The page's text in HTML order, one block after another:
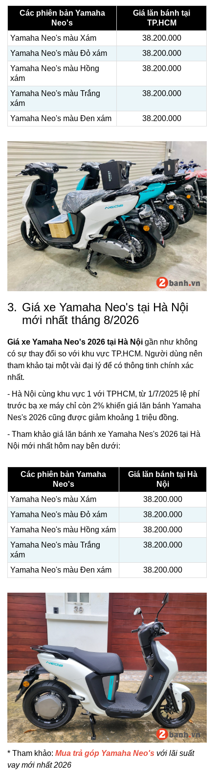
Các phiên bản Yamaha
Neo's
Giá lăn bánh tại
TP.HCM
Yamaha Neo's màu Xám
38.200.000
Yamaha Neo's màu Đỏ xám
38.200.000
Yamaha Neo's màu Hồng
xám
38.200.000
Yamaha Neo's màu Trắng
xám
38.200.000
Yamaha Neo's màu Đen xám 38.200.000
3. Giá xe Yamaha Neo's tại Hà Nội
mới nhất tháng 8/2026
Giá xe Yamaha Neo's 2026 tại Hà Nội gần như không
có sự thay đổi so với khu vực TP.HCM. Người dùng nên
tham khảo tại một vài đại lý để có thông tinh chính xác
nhất.
- Hà Nội cùng khu vực 1 với TPHCM, từ 1/7/2025 lệ phí
trước bạ xe máy chỉ còn 2% khiến giá lăn bánh Yamaha
Nes's 2026 cũng được giảm khoảng 1 triệu đồng.
- Tham khảo giá lăn bánh xe Yamaha Nes's 2026 tại Hà
Nội mới nhất hôm nay bên dưới:
Các phiên bản Yamaha
Neo's
Giá lăn bánh tại Hà
Nội
Yamaha Neo's màu Xám
38.200.000
Yamaha Neo's màu Đỏ xám
38.200.000
Yamaha Neo's màu Hồng xám
38.200.000
Yamaha Neo's màu Trắng
xám
38.200.000
Yamaha Neo's màu Đen xám 38.200.000
* Tham khảo: Mua trả góp Yamaha Neo's với lãi suất
vay mới nhất 2026